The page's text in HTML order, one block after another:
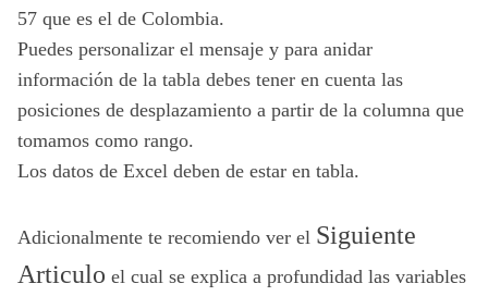
57 que es el de Colombia.
Puedes personalizar el mensaje y para anidar
información de la tabla debes tener en cuenta las
posiciones de desplazamiento a partir de la columna que
tomamos como rango.
Los datos de Excel deben de estar en tabla.
Adicionalmente te recomiendo ver el Siguiente
Articulo el cual se explica a profundidad las variables